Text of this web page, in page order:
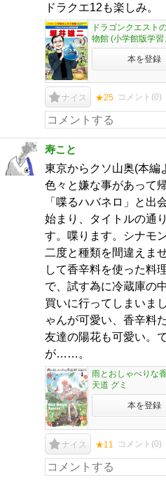
ドラクエ12も楽しみ。
ドラゴンクエスト
物館 (小学館版学
本を登録
ナイス ★25 コメント(0)
寿こと
東京からクソ山奥(本編
色々と嫌な事があって
「喋るハバネロ」と出
始まり、タイトルの通
す。喋ります。シナモ
二度と種類を間違えま
して香辛料を使った料
で、試す為に冷蔵庫の
買いに行ってしまいま
ゃんが可愛い、香辛料
友達の陽花も可愛い。
が……。
雨とおしゃべりな
天道 グミ
本を登録
ナイス ★11 コメント(0)